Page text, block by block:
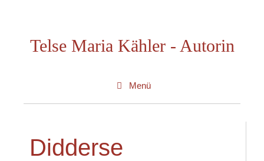
springenTelse Maria Kähler - Autorin
Menü
Didderse